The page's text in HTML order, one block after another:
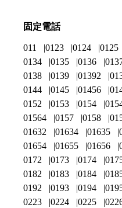
固定電話
011 0123 0124 0125
0134
0135 0136
0138
0139 01392
0144
0145 01456
0152
0153 0154
01564
0157 0158
01632
01634 01635
01654
01655 01656
0172
0173 0174
0182
0183 0184
0192
0193 0194
0223
0224 0225